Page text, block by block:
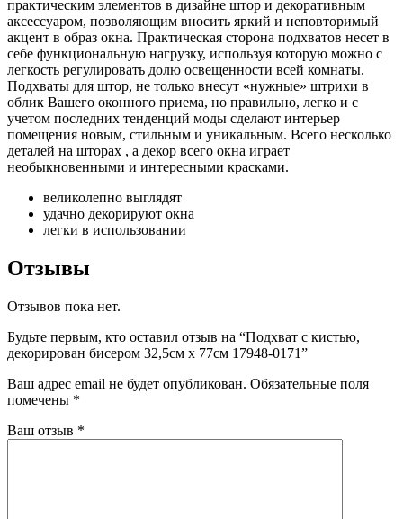
практическим элементов в дизайне штор и декоративным
аксессуаром, позволяющим вносить яркий и неповторимый
акцент в образ окна. Практическая сторона подхватов несет в
себе функциональную нагрузку, используя которую можно с
легкость регулировать долю освещенности всей комнаты.
Подхваты для штор, не только внесут «нужные» штрихи в
облик Вашего оконного приема, но правильно, легко и с
учетом последних тенденций моды сделают интерьер
помещения новым, стильным и уникальным. Всего несколько
деталей на шторах , а декор всего окна играет
необыкновенными и интересными красками.
великолепно выглядят
удачно декорируют окна
легки в использовании
Отзывы
Отзывов пока нет.
Будьте первым, кто оставил отзыв на “Подхват с кистью,
декорирован бисером 32,5см х 77см 17948-0171”
Ваш адрес email не будет опубликован. Обязательные поля
помечены *
Ваш отзыв *